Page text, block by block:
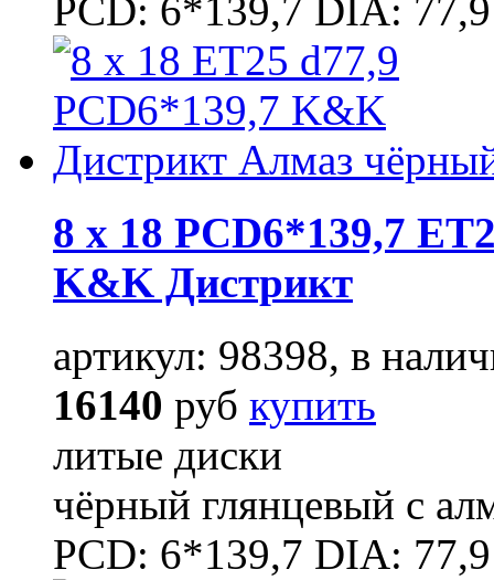
PCD: 6*139,7 DIA: 77,9
8 x 18 PCD6*139,7
K&K Дистрикт
артикул: 98398, в
16140 руб купить
литые диски
чёрный глянцевый с
PCD: 6*139,7 DIA: 77,9